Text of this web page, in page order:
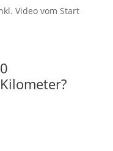
Video vom Start